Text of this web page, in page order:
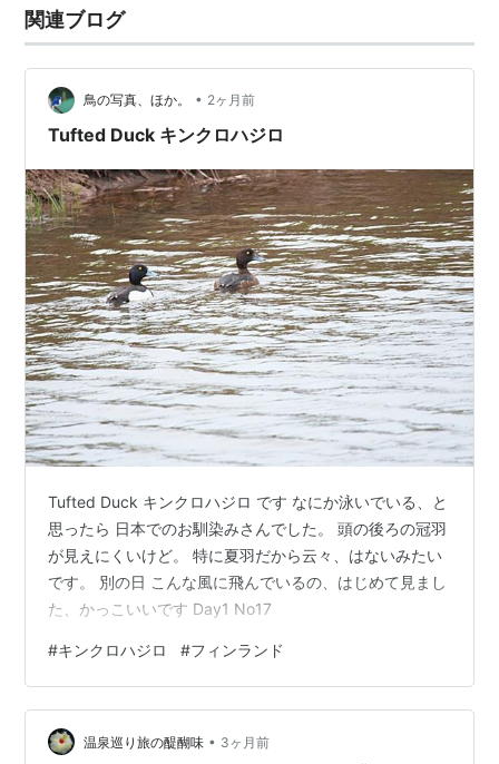
関連ブログ
鳥の写真、ほか。 • 2ヶ月前
Tufted Duck キンクロハジロ
Tufted Duck キンクロハジロ です なにか泳いでいる、と
思ったら 日本でのお馴染みさんでした。 頭の後ろの冠羽
が見えにくいけど。 特に夏羽だから云々、はないみたい
です。 別の日 こんな風に飛んでいるの、はじめて見まし
た、かっこいいです Day1 No17
#キンクロハジロ #フィンランド
温泉巡り旅の醍醐味 • 3ヶ月前